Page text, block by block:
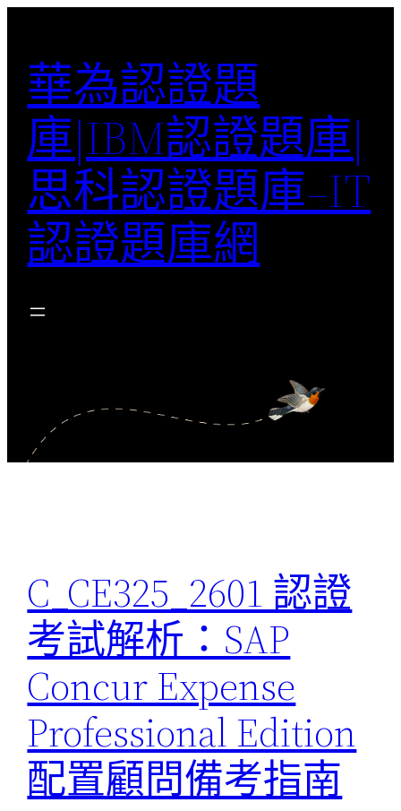
華為認證題
庫|IBM認證題庫|
思科認證題庫–IT
認證題庫網
C_CE325_2601 認證
考試解析：SAP
Concur Expense
Professional Edition
配置顧問備考指南